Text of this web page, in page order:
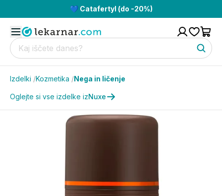
💙 Catafertyl (do -20%)
Izdelki /Kozmetika /Nega in ličenje
Oglejte si vse izdelke izNuxe